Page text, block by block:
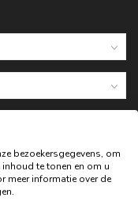
bezoekersgegevens, om
te tonen en om u
meer informatie over de